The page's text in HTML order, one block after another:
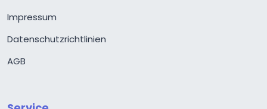
Impressum
Datenschutzrichtlinien
AGB